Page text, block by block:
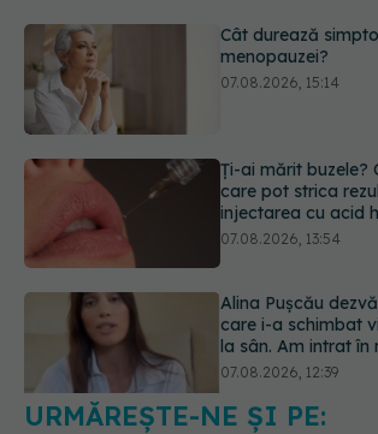
Ți-ai mărit buzele?
care pot strica
Alina Pușcău
care i-a schimbat
la sân. Am intrat în
Dieta care poate
colesterolul. Cine
07.08.2026, 17:22
URMĂREȘTE-NE ȘI PE:
URMĂRITORI